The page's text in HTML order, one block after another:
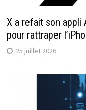
X a refait son appli
pour rattraper
25 juillet 2026